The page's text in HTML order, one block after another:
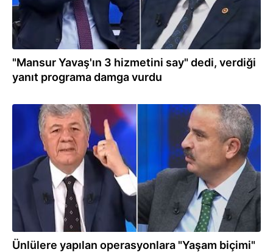
"Mansur Yavaş'ın 3 hizmetini say" dedi, verdiği
yanıt programa damga vurdu
25.12.2025
Ünlülere yapılan operasyonlara "Yaşam biçimi"